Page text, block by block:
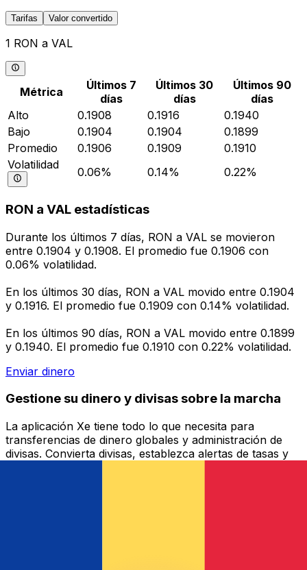
Tarifas Valor convertido
1 RON a VAL
Métrica
Últimos 7
días
Últimos 30
días
Últimos 90
días
Alto
0.1908 0.1916
0.1940
Bajo
0.1904 0.1904
0.1899
Promedio
0.1906 0.1909
0.1910
Volatilidad
0.06% 0.14% 0.22%
RON a VAL estadísticas
Durante los últimos 7 días, RON a VAL se movieron
entre 0.1904 y 0.1908. El promedio fue 0.1906 con
0.06% volatilidad.
En los últimos 30 días, RON a VAL movido entre 0.1904
y 0.1916. El promedio fue 0.1909 con 0.14% volatilidad.
En los últimos 90 días, RON a VAL movido entre 0.1899
y 0.1940. El promedio fue 0.1910 con 0.22% volatilidad.
Enviar dinero
Gestione su dinero y divisas sobre la marcha
La aplicación Xe tiene todo lo que necesita para
transferencias de dinero globales y administración de
divisas. Convierta divisas, establezca alertas de tasas y